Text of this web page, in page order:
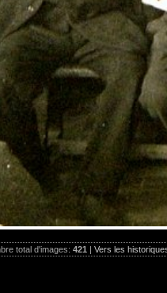
total d'images: 421 | Vers les